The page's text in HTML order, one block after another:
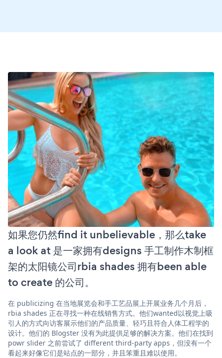
如果您仍然find it unbelievable，那么take
a look at 是一家拥有designs 手工制作木制框
架的太阳镜公司rbia shades 拥有been able
to create 的公司。
在 publicizing 在当地展览会和手工艺品展上开展业务几个月后，
rbia shades 正在寻找一种在线销售方式。他们wanted以视觉上吸
引人的方式向访客展示他们的产品质量、轻巧且符合人体工程学的
设计。他们的 Blogster 没有为此提供足够的解决方案。他们在找到
powr slider 之前尝试了 different third-party apps，但没有一个
看起来好像它们是站点的一部分，并且笨重且难以使用。